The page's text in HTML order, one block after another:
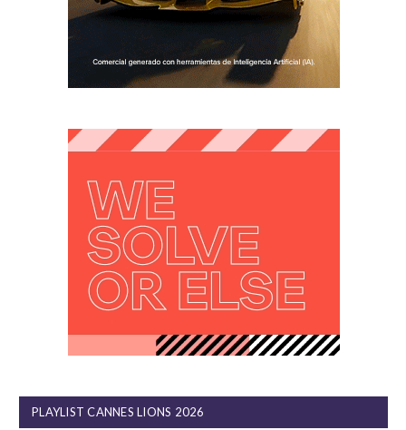
PLAYLIST CANNES LIONS 2026